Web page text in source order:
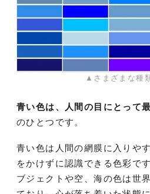
▲さまざまな種
青い色は、人間の目にとって
のひとつです。
青い色は人間の網膜に入りや
をかけずに認識できる色彩で
ブジェクトや空、海の色は世